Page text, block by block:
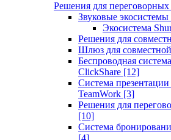
Решения для переговорных
Звуковые экосистемы
Экосистема
Решения для
Шлюз для
Беспроводная
ClickShare [12]
Система
TeamWork [3]
Решения для
[10]
Система
[4]